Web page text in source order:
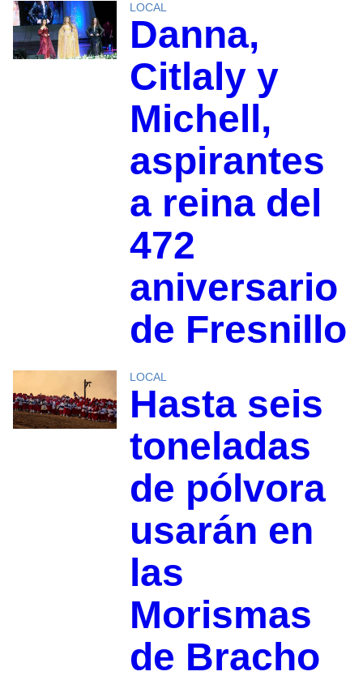
LOCAL
Danna,
Citlaly y
Michell,
aspirantes
a reina del
472
aniversario
de Fresnillo
LOCAL
Hasta seis
toneladas
de pólvora
usarán en
las
Morismas
de Bracho